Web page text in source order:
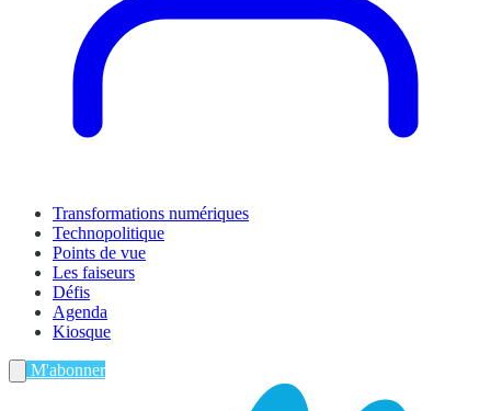
Transformations numériques
Technopolitique
Points de vue
Les faiseurs
Défis
Agenda
Kiosque
M'abonner